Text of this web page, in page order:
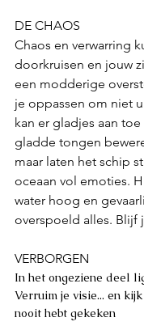
DE CHAOS
Chaos en verwarring
doorkruisen en jouw
een modderige
je oppassen om niet
kan er gladjes aan toe
gladde tongen
maar laten het schip
oceaan vol emoties.
water hoog en
overspoeld alles. Blijf
VERBORGEN
In het ongeziene deel
Verruim je visie... en
nooit hebt gekeken